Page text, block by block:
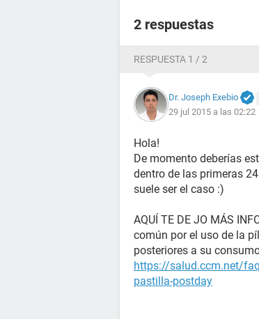
2 respuestas
RESPUESTA 1 / 2
Dr. Joseph Exebio
29 jul 2015 a las 02:22
Hola!
De momento deberías
dentro de las primeras
suele ser el caso :)
AQUÍ TE DE JO MÁS
común por el uso de la
posteriores a su
https://salud.ccm.net/
pastilla-postday